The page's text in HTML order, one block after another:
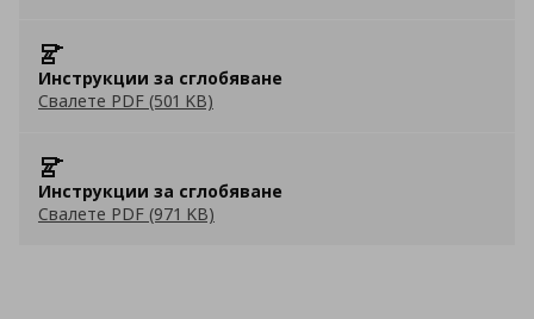
Инструкции за сглобяване
Свалете PDF (501 KB)
Инструкции за сглобяване
Свалете PDF (971 KB)